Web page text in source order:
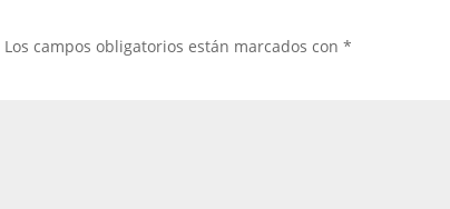
Los campos obligatorios están marcados con*